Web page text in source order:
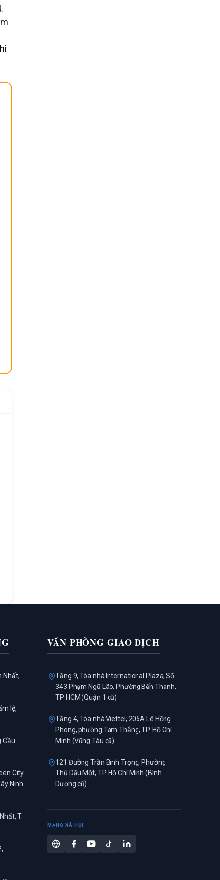
Nhất,
lệ,
Cầu
City
Ninh
T.
VĂN PHÒNG GIAO DỊCH
Tầng 9, Tòa nhà International Plaza, Số
343 Phạm Ngũ Lão, Phường Bến Thành,
TP HCM (Quận 1 cũ)
Tầng 4, Tòa nhà Viettel, 205A Lê Hồng
Phong, phường Tam Thắng, TP. Hồ Chí
Minh (Vũng Tàu cũ)
121 Đường Trần Bình Trọng, Phường
Thủ Dầu Một, TP. Hồ Chí Minh (Bình
Dương cũ)
MẠNG XÃ HỘI